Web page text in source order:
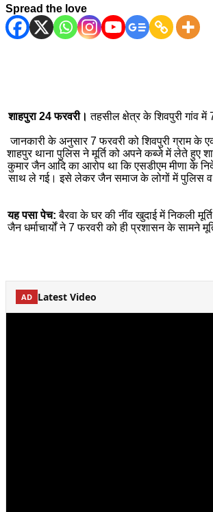
Spread the love
शाहपुरा 24 फरवरी। तहसील क्षेत्र के शिवपुरी गांव
जानकारी के अनुसार 7 फरवरी को शिवपुरी ग्राम के
शाहपुर थाना पुलिस ने मूर्ति को अपने कब्जे में लेते हुए
कुमार जैन आदि का आरोप था कि एसडीएम मीणा के
साथ ले गई। इसे लेकर जैन समाज के लोगों में पुलिस व
यह पसा पेच: बैरवा के घर की नींव खुदाई में निकली
जैन धर्माचार्यों ने 7 फरवरी को ही प्रशासन के सामने
AD Latest Video